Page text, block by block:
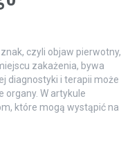
czyli objaw pierwotny,
zakażenia, bywa
diagnostyki i terapii może
organy. W artykule
które mogą wystąpić na